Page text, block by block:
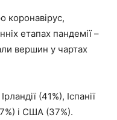
коронавірус,
етапах пандемії –
вершин у чартах
(41%), Іспанії
і США (37%).